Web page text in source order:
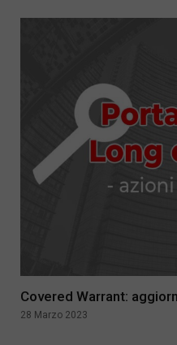
Covered Warrant:
28 Marzo 2023